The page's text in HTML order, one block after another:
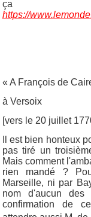
https://
« A François de
à Versoix
[vers le 20 juillet
Il est bien honteux
pas tiré un
Mais comment
rien mandé ?
Marseille, ni par
nom d'aucun des
confirmation de